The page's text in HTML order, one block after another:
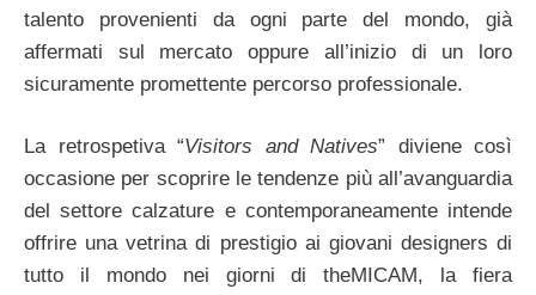
talento provenienti da ogni parte del mondo, già
affermati sul mercato oppure all’inizio di un loro
sicuramente promettente percorso professionale.
La retrospetiva “Visitors and Natives” diviene così
occasione per scoprire le tendenze più all’avanguardia
del settore calzature e contemporaneamente intende
offrire una vetrina di prestigio ai giovani designers di
tutto il mondo nei giorni di theMICAM, la fiera